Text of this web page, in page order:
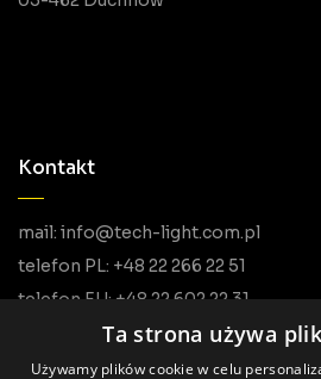
Kontakt
mail: info@tech-light.com.pl
telefon PL: +48 22 266 22 51
telefon EU: +48 22 602 22 31
Ta strona używa
Używamy plików cookie w celu